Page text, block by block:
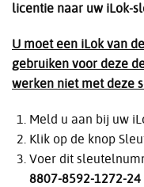
Taal/Regio
licentie naar uw iLok-
U moet een iLok van
gebruiken voor deze
werken niet met deze
Meld u aan bij uw
Klik op de knop
Voer dit
8807-8592-1272-24